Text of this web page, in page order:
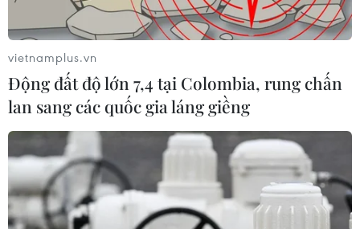
#từ thiện
#giáo hội phật giáo việt Nam
#pháp luật Việt Nam
#thích đạo tuyên
vietnamplus.vn
Động đất độ lớn 7,4 tại Colombia, rung chấn
lan sang các quốc gia láng giềng